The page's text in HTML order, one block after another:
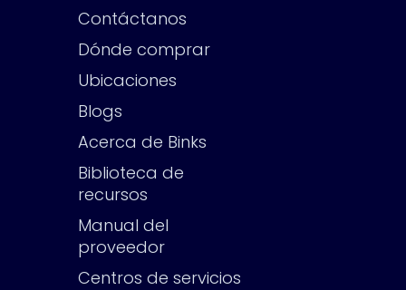
Contáctanos
Dónde comprar
Ubicaciones
Blogs
Acerca de Binks
Biblioteca de
recursos
Manual del
proveedor
Centros de servicios